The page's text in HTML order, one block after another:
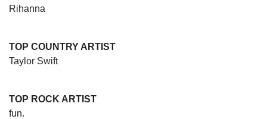
Rihanna
TOP COUNTRY ARTIST
Taylor Swift
TOP ROCK ARTIST
fun.